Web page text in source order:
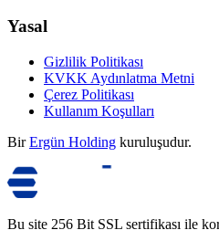
Yasal
Gizlilik Politikası
KVKK Aydınlatma Metni
Çerez Politikası
Kullanım Koşulları
Bir Ergün Holding kuruluşudur.
Bu site 256 Bit SSL sertifikası ile